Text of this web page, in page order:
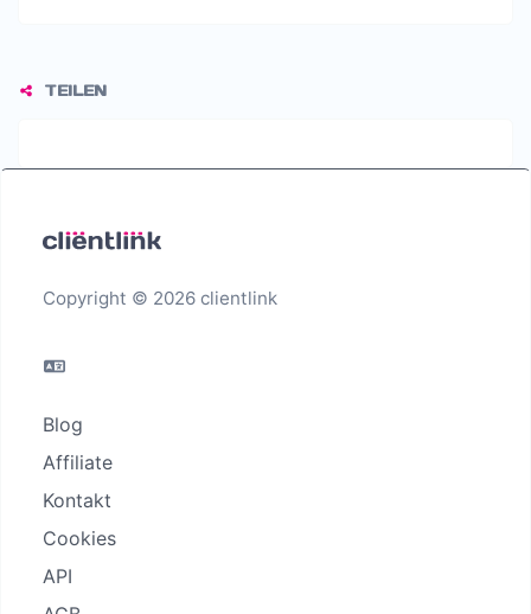
TEILEN
Copyright © 2026 clientlink
Blog
Affiliate
Kontakt
Cookies
API